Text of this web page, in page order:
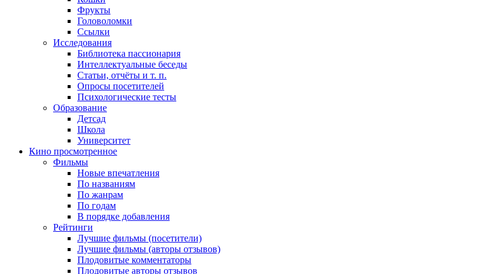
Фрукты
Головоломки
Ссылки
Исследования
Библиотека пассионария
Интеллектуальные беседы
Статьи, отчёты и т. п.
Опросы посетителей
Психологические тесты
Образование
Детсад
Школа
Университет
Кино просмотренное
Фильмы
Новые впечатления
По названиям
По жанрам
По годам
В порядке добавления
Рейтинги
Лучшие фильмы (посетители)
Лучшие фильмы (авторы отзывов)
Плодовитые комментаторы
Плодовитые авторы отзывов